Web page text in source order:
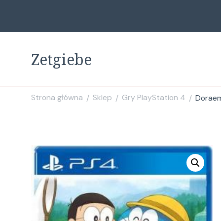
Zetgiebe
Strona główna / Sklep / Gry PlayStation 4 /